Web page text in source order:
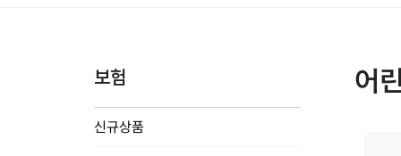
보험
신규상품
어